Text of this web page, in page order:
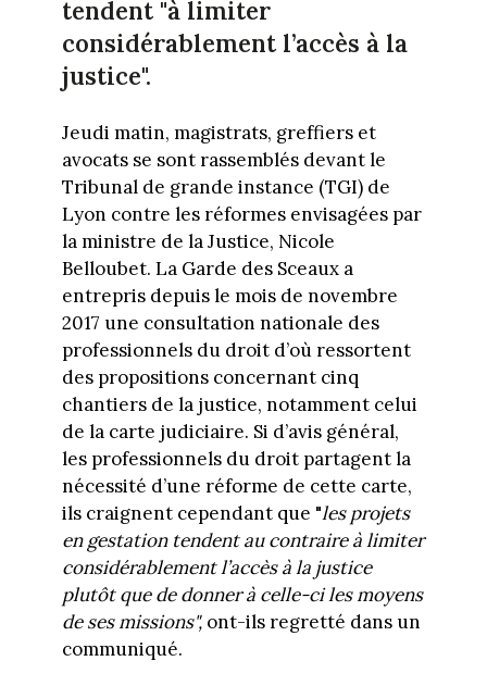
tendent "à limiter
considérablement l’accès à la
justice".
Jeudi matin, magistrats, greffiers et
avocats se sont rassemblés devant le
Tribunal de grande instance (TGI) de
Lyon contre les réformes envisagées par
la ministre de la Justice, Nicole
Belloubet. La Garde des Sceaux a
entrepris depuis le mois de novembre
2017 une consultation nationale des
professionnels du droit d’où ressortent
des propositions concernant cinq
chantiers de la justice, notamment celui
de la carte judiciaire. Si d’avis général,
les professionnels du droit partagent la
nécessité d’une réforme de cette carte,
ils craignent cependant que "les projets
en gestation tendent au contraire à limiter
considérablement l’accès à la justice
plutôt que de donner à celle-ci les moyens
de ses missions", ont-ils regretté dans un
communiqué.